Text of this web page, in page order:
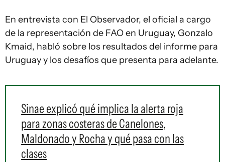
En entrevista con El Observador, el oficial a cargo
de la representación de FAO en Uruguay, Gonzalo
Kmaid, habló sobre los resultados del informe para
Uruguay y los desafíos que presenta para adelante.
Sinae explicó qué implica la alerta roja
para zonas costeras de Canelones,
Maldonado y Rocha y qué pasa con las
clases